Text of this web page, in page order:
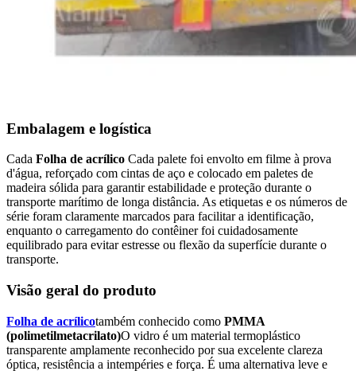
Embalagem e logística
Cada Folha de acrílico Cada palete foi envolto em filme à prova
d'água, reforçado com cintas de aço e colocado em paletes de
madeira sólida para garantir estabilidade e proteção durante o
transporte marítimo de longa distância. As etiquetas e os números de
série foram claramente marcados para facilitar a identificação,
enquanto o carregamento do contêiner foi cuidadosamente
equilibrado para evitar estresse ou flexão da superfície durante o
transporte.
Visão geral do produto
Folha de acrílicotambém conhecido como PMMA
(polimetilmetacrilato)O vidro é um material termoplástico
transparente amplamente reconhecido por sua excelente clareza
óptica, resistência a intempéries e força. É uma alternativa leve e